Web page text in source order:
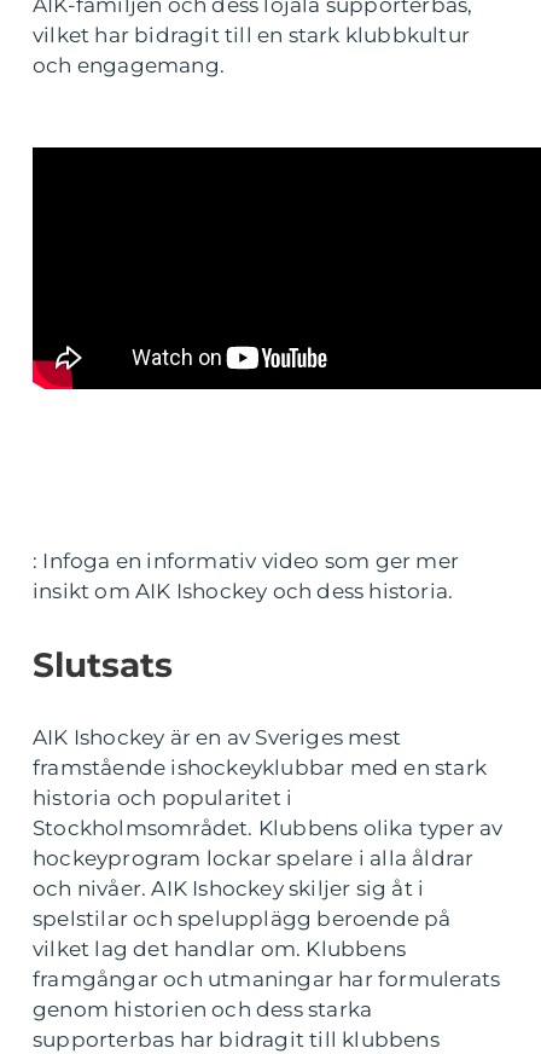
AIK-familjen och dess lojala supporterbas,
vilket har bidragit till en stark klubbkultur
och engagemang.
: Infoga en informativ video som ger mer
insikt om AIK Ishockey och dess historia.
Slutsats
AIK Ishockey är en av Sveriges mest
framstående ishockeyklubbar med en stark
historia och popularitet i
Stockholmsområdet. Klubbens olika typer av
hockeyprogram lockar spelare i alla åldrar
och nivåer. AIK Ishockey skiljer sig åt i
spelstilar och spelupplägg beroende på
vilket lag det handlar om. Klubbens
framgångar och utmaningar har formulerats
genom historien och dess starka
supporterbas har bidragit till klubbens